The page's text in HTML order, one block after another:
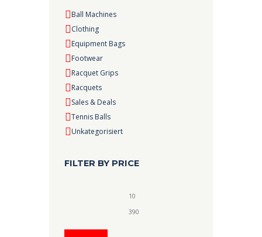
Ball Machines
Clothing
Equipment Bags
Footwear
Racquet Grips
Racquets
Sales & Deals
Tennis Balls
Unkategorisiert
FILTER BY PRICE
Min.
Preis